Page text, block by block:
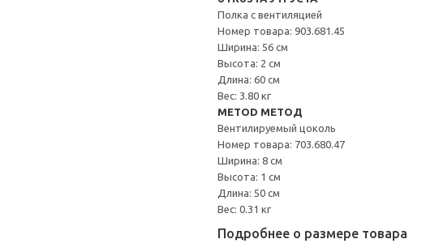
Полка с вентиляцией
Номер товара: 903.681.45
Ширина: 56 см
Высота: 2 см
Длина: 60 см
Вес: 3.80 кг
METOD МЕТОД
Вентилируемый цоколь
Номер товара: 703.680.47
Ширина: 8 см
Высота: 1 см
Длина: 50 см
Вес: 0.31 кг
Подробнее о размере товара